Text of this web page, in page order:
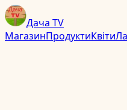
Дача TV
МагазинПродуктиКвіти